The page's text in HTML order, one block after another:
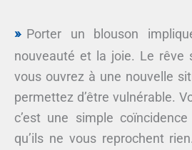
Porter un blouson
nouveauté et la joie. Le rêve
vous ouvrez à une nouvelle
permettez d’être vulnérable.
c’est une simple
qu’ils ne vous reprochent